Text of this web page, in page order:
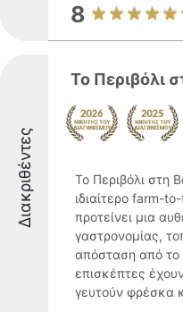
8
Διακριθέντες
Το Περιβόλι
Το Περιβόλι στη
ιδιαίτερο farm-
προτείνει μια
γαστρονομίας,
απόσταση από το
επισκέπτες
γευτούν φρέσκα